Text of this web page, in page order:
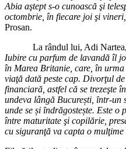
Abia aştept s-o cunoască şi
octombrie, în fiecare joi şi
Prosan.
La rândul lui, Adi Nartea,
Iubire cu parfum de lavandă îl
în Marea Britanie, care, în
viaţă dată peste cap. Divorţul
financiară, astfel că se trezeşte
undeva lângă București, ȋntr-
unde se și ȋndrăgostește. Este o
între maturitate şi copilărie,
cu siguranţă va capta o